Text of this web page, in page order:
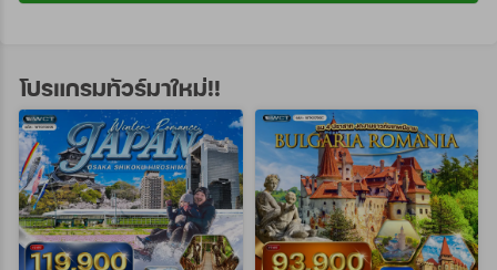
โปรแกรมทัวร์มาใหม่!!